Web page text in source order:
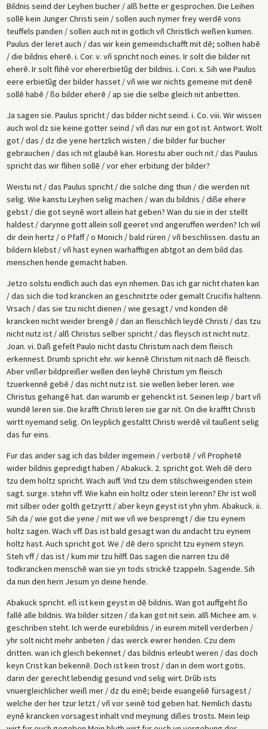
Bildnis seind der Leyhen bucher / alß hette er gesprochen. Die Leihen
sollē kein Junger Christi sein / sollen auch nymer frey werdē vons
teuffels panden / sollen auch nit in gotlich vñ Christlich weßen kumen.
Paulus der leret auch / das wir kein gemeindschafft mit dē; solhen habē
/ die bildnis eherē. i. Cor. v. vñ spricht noch eines. Ir solt die bilder nit
eherē. Ir solt flihē vor ehererbietũg der bildnis. i. Cori. x. Sih wie Paulus
eere erbietũg der bilder hasset / vñ wie wir nichts gemeine mit denē
sollē habē / ßo bilder eherē / ap sie die selbe gleich nit anbetten.
Ja sagen sie. Paulus spricht / das bilder nicht seind. i. Co. viii. Wir wissen
auch wol dz sie keine gotter seind / vñ das nur ein got ist. Antwort. Wolt
got / das / dz die yene hertzlich wisten / die bilder fur bucher
gebrauchen / das ich nit glaubē kan. Horestu aber ouch nit / das Paulus
spricht das wir flihen sollē / vor eher erbitung der bilder?
Weistu nit / das Paulus spricht / die solche ding thun / die werden nit
selig. Wie kanstu Leyhen selig machen / wan du bildnis / diße ehere
gebst / die got seynē wort allein hat geben? Wan du sie in der stellt
haldest / darynne gott allein soll geeret vnd angeruffen werden? Ich wil
dir dein hertz / o Pfaff / o Monich / bald rüren / vñ beschlissen. dastu an
bildern klebst / vñ hast eynen warhafftigen abtgot an dem bild das
menschen hende gemacht haben.
Jetzo solstu endlich auch das eyn nhemen. Das ich gar nicht rhaten kan
/ das sich die tod krancken an geschnitzte oder gemalt Crucifix haltenn.
Vrsach / das sie tzu nicht dienen / wie gesagt / vnd konden dē
krancken nicht weider brengē / dan an fleischlich leydē Christi / das tzu
nicht nutz ist / alß Christus selber spricht / das fleysch ist nicht nutz.
Joan. vi. Daß gefelt Paulo nicht dastu Christum nach dem fleisch
erkennest. Drumb spricht ehr. wir kennē Christum nit nach dē fleisch.
Aber vnßer bildpreißer wellen den leyhē Christum ym fleisch
tzuerkennē gebē / das nicht nutz ist. sie wellen lieber leren. wie
Christus gehangē hat. dan warumb er gehenckt ist. Seinen leip / bart vñ
wundē leren sie. Die krafft Christi leren sie gar nit. On die krafftt Christi
wirtt nyemand selig. On leyplich gestaltt Christi werdē vil taußent selig
das fur eins.
Fur das ander sag ich das bilder ingemein / verbotē / vñ Prophetē
wider bildnis gepredigt haben / Abakuck. 2. spricht got. Weh dē dero
tzu dem holtz spricht. Wach auff. Vnd tzu dem stilschweigenden stein
sagt. surge. stehn vff. Wie kahn ein holtz oder stein lerenn? Ehr ist woll
mit silber oder golth getzyrtt / aber keyn geyst ist yhn yhm. Abakuck. ii.
Sih da / wie got die yene / mit we vñ we besprengt / die tzu eynem
holtz sagen. Wach vff. Das ist bald gesagt wan du andacht tzu eynem
holtz hast. Auch spricht got. We / dē dero spricht tzu eynem steyn.
Steh vff / das ist / kum mir tzu hilff. Das sagen die narren tzu dē
todkrancken menschē wan sie yn tods strickē tzappeln. Sagende. Sih
da nun den hern Jesum yn deine hende.
Abakuck spricht. eß ist kein geyst in dē bildnis. Wan got auffgeht ßo
fallē alle bildnis. Wa bilder sitzen / da kan got nit sein. alß Michee am. v.
geschriben steht. Ich werde eurebildnis / in eurem mitell verderben /
yhr solt nicht mehr anbeten / das werck ewrer henden. Czu dem
dritten. wan ich gleich bekennet / das bildnis erleubt weren / das doch
keyn Crist kan bekennē. Doch ist kein trost / dan in dem wort gotis.
darin der gerecht lebendig gesund vnd selig wirt. Drũb ists
vnuergleichlicher weiß mer / dz du einē; beide euangeliē fürsagest /
welche der her tzur letzt / vñ vor seinē tod geben hat. Nemlich dastu
eynē krancken vorsagest inhalt vnd meynung dißes trosts. Mein leip